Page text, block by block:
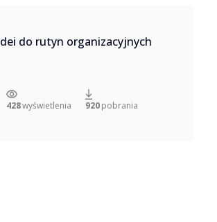
do rutyn organizacyjnych
428wyświetlenia 920pobrania